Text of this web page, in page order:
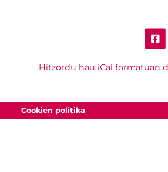
Hitzordu hau iCal formatuan
Cookien politika